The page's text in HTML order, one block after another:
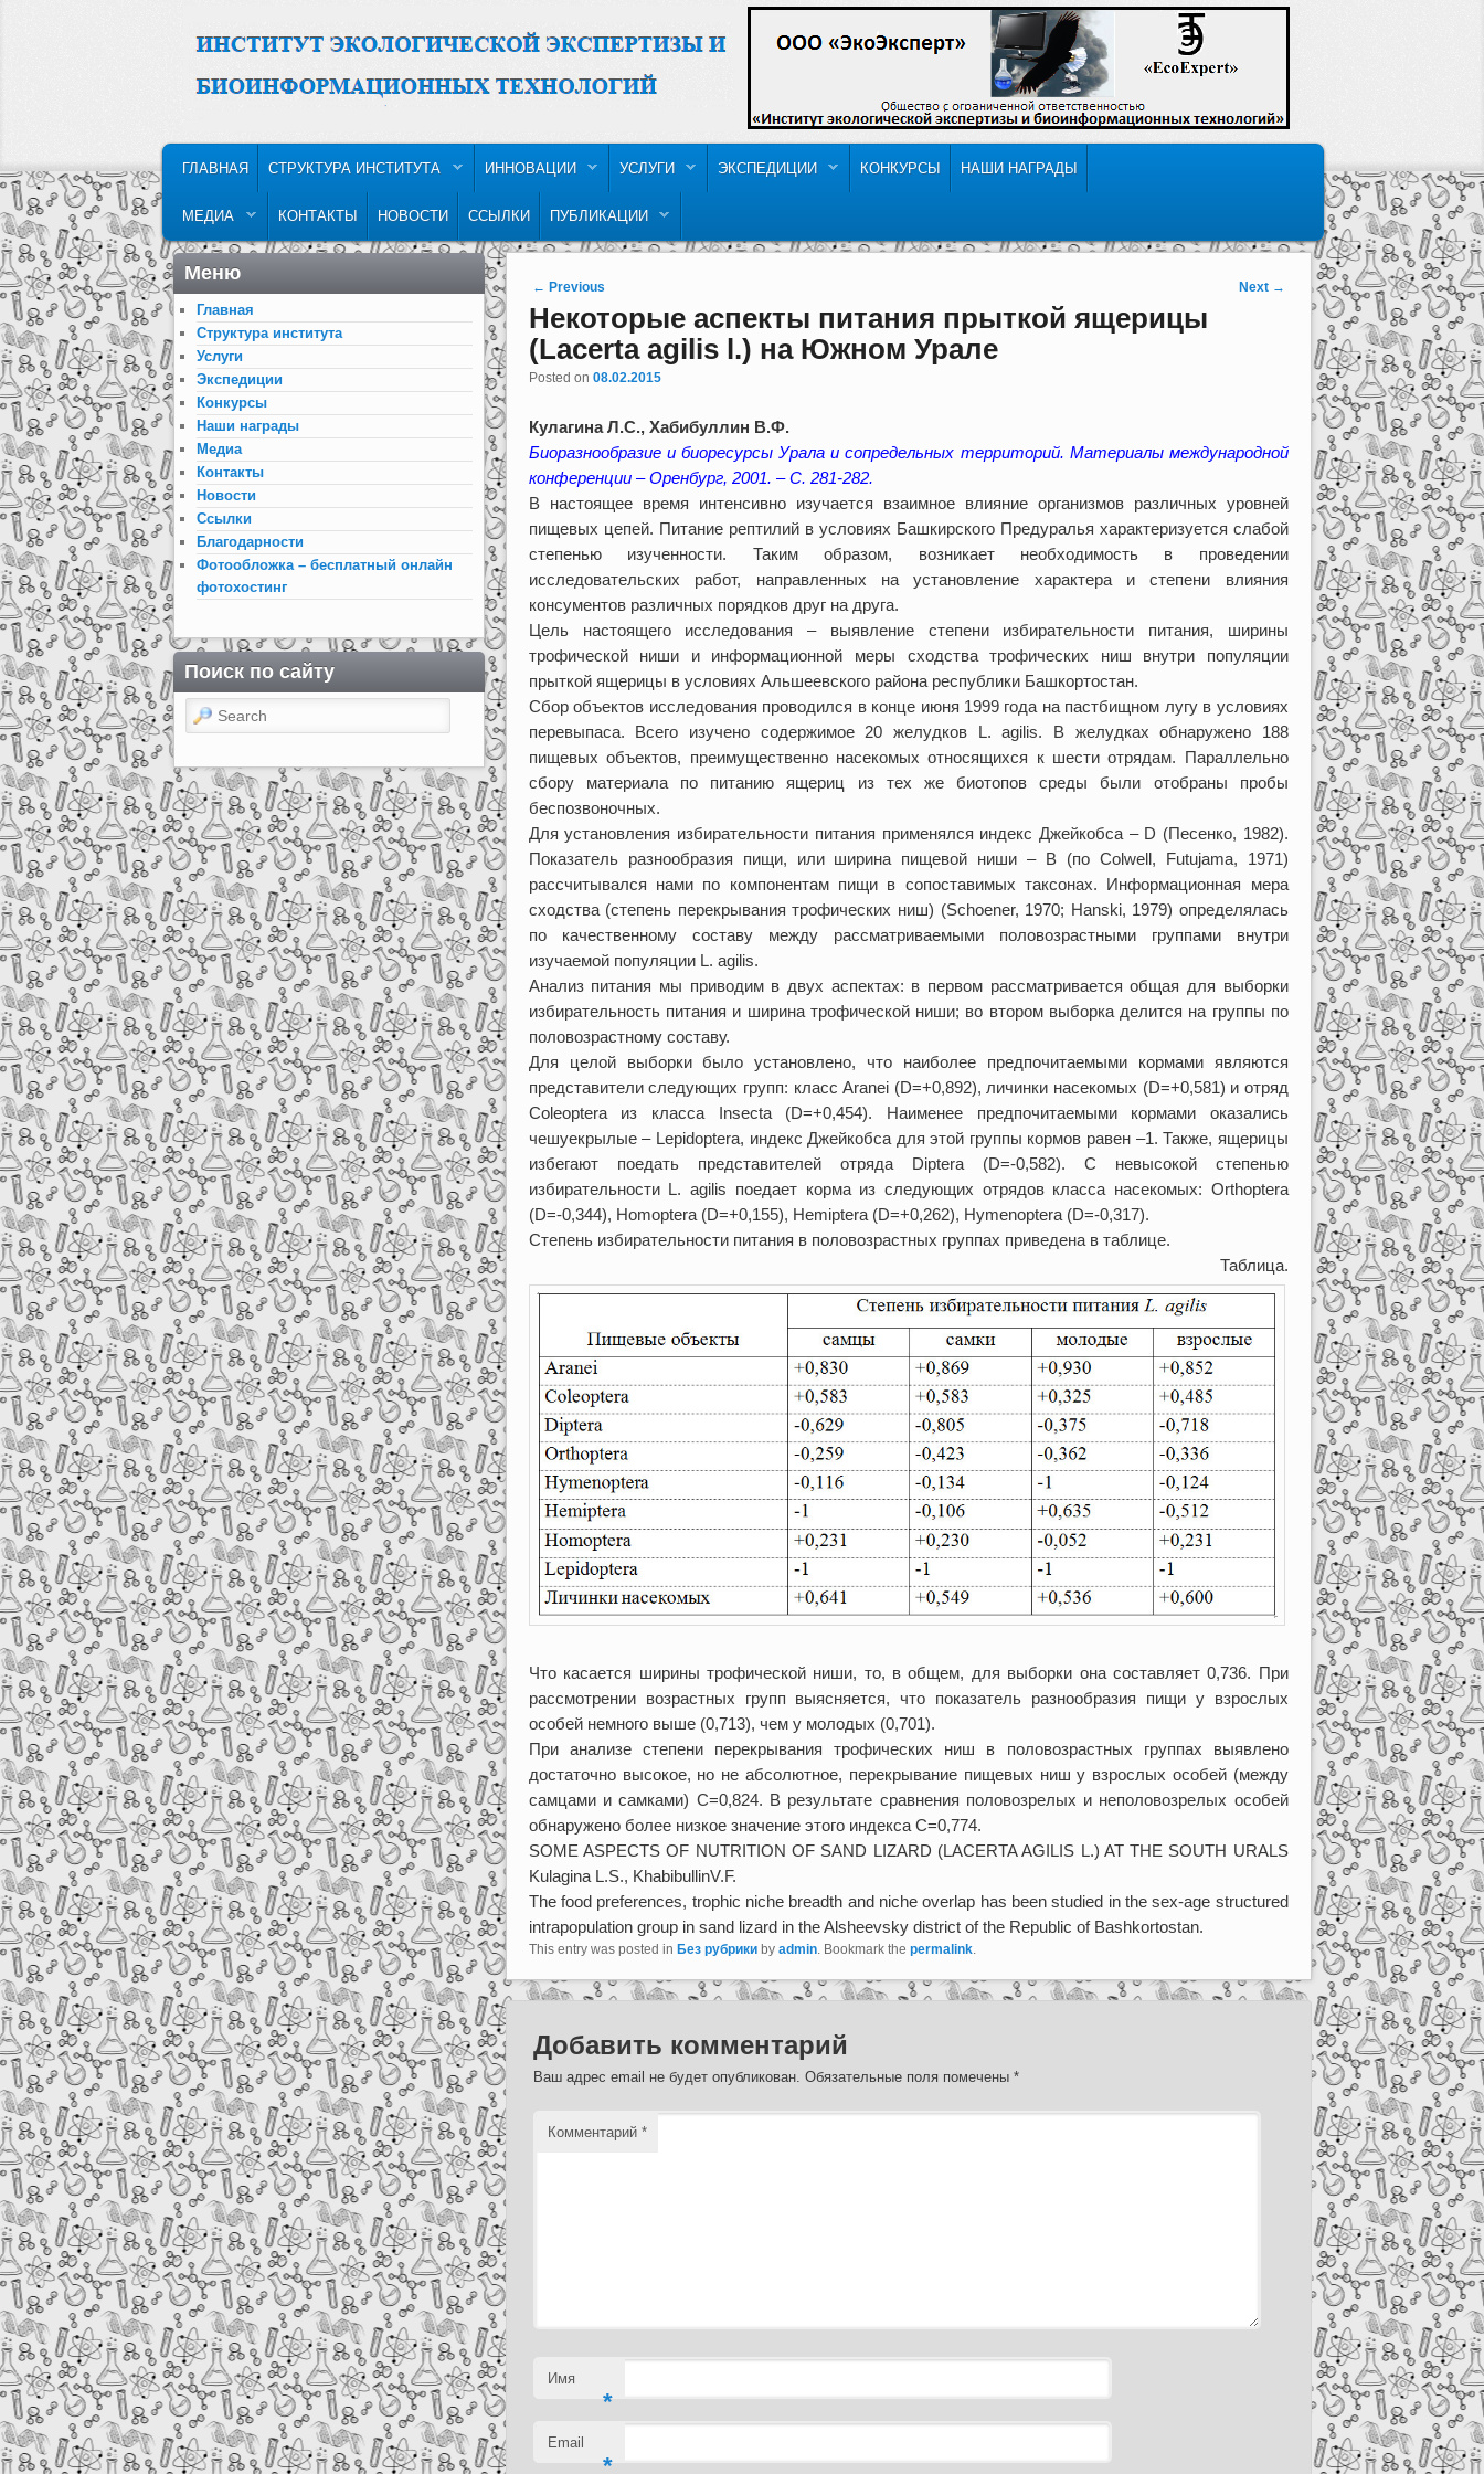
SKIP TO PRIMARY CONTENT
SKIP TO SECONDARY CONTENT
ГЛАВНАЯ СТРУКТУРА ИНСТИТУТА ИННОВАЦИИ УСЛУГИ ЭКСПЕДИЦИИ КОНКУРСЫ НАШИ НАГРАДЫ
МЕДИА КОНТАКТЫ НОВОСТИ ССЫЛКИ ПУБЛИКАЦИИ
Post navigation
← Previous Next →
Некоторые аспекты питания прыткой ящерицы
(Lacerta agilis l.) на Южном Урале
Posted on 08.02.2015
Кулагина Л.С., Хабибуллин В.Ф.
Биоразнообразие и биоресурсы Урала и сопредельных территорий. Материалы международной
конференции – Оренбург, 2001. – С. 281-282.
В настоящее время интенсивно изучается взаимное влияние организмов различных уровней
пищевых цепей. Питание рептилий в условиях Башкирского Предуралья характеризуется слабой
степенью изученности. Таким образом, возникает необходимость в проведении
исследовательских работ, направленных на установление характера и степени влияния
консументов различных порядков друг на друга.
Цель настоящего исследования – выявление степени избирательности питания, ширины
трофической ниши и информационной меры сходства трофических ниш внутри популяции
прыткой ящерицы в условиях Альшеевского района республики Башкортостан.
Сбор объектов исследования проводился в конце июня 1999 года на пастбищном лугу в условиях
перевыпаса. Всего изучено содержимое 20 желудков L. agilis. В желудках обнаружено 188
пищевых объектов, преимущественно насекомых относящихся к шести отрядам. Параллельно
сбору материала по питанию ящериц из тех же биотопов среды были отобраны пробы
беспозвоночных.
Для установления избирательности питания применялся индекс Джейкобса – D (Песенко, 1982).
Показатель разнообразия пищи, или ширина пищевой ниши – B (по Colwell, Futujama, 1971)
рассчитывался нами по компонентам пищи в сопоставимых таксонах. Информационная мера
сходства (степень перекрывания трофических ниш) (Schoener, 1970; Hanski, 1979) определялась
по качественному составу между рассматриваемыми половозрастными группами внутри
изучаемой популяции L. agilis.
Анализ питания мы приводим в двух аспектах: в первом рассматривается общая для выборки
избирательность питания и ширина трофической ниши; во втором выборка делится на группы по
половозрастному составу.
Для целой выборки было установлено, что наиболее предпочитаемыми кормами являются
представители следующих групп: класс Aranei (D=+0,892), личинки насекомых (D=+0,581) и отряд
Coleoptera из класса Insecta (D=+0,454). Наименее предпочитаемыми кормами оказались
чешуекрылые – Lepidoptera, индекс Джейкобса для этой группы кормов равен –1. Также, ящерицы
избегают поедать представителей отряда Diptera (D=-0,582). С невысокой степенью
избирательности L. agilis поедает корма из следующих отрядов класса насекомых: Orthoptera
(D=-0,344), Homoptera (D=+0,155), Hemiptera (D=+0,262), Hymenoptera (D=-0,317).
Степень избирательности питания в половозрастных группах приведена в таблице.
Таблица.
Что касается ширины трофической ниши, то, в общем, для выборки она составляет 0,736. При
рассмотрении возрастных групп выясняется, что показатель разнообразия пищи у взрослых
особей немного выше (0,713), чем у молодых (0,701).
При анализе степени перекрывания трофических ниш в половозрастных группах выявлено
достаточно высокое, но не абсолютное, перекрывание пищевых ниш у взрослых особей (между
самцами и самками) С=0,824. В результате сравнения половозрелых и неполовозрелых особей
обнаружено более низкое значение этого индекса C=0,774.
SOME ASPECTS OF NUTRITION OF SAND LIZARD (LACERTA AGILIS L.) AT THE SOUTH URALS
Kulagina L.S., KhabibullinV.F.
The food preferences, trophic niche breadth and niche overlap has been studied in the sex-age structured
intrapopulation group in sand lizard in the Alsheevsky district of the Republic of Bashkortostan.
This entry was posted in Без рубрикиby admin. Bookmark the permalink.
Добавить комментарий
Ваш адрес email не будет опубликован. Обязательные поля помечены*
Комментарий*
Имя
*
Email
*
Меню
Главная
Структура института
Услуги
Экспедиции
Конкурсы
Наши награды
Медиа
Контакты
Новости
Ссылки
Благодарности
Фотообложка – бесплатный онлайн
фотохостинг
Поиск по сайту
Search